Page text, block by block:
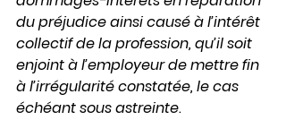
du préjudice ainsi causé à l’intérêt
collectif de la profession, qu’il soit
enjoint à l’employeur de mettre fin
à l’irrégularité constatée, le cas
échéant sous astreinte.